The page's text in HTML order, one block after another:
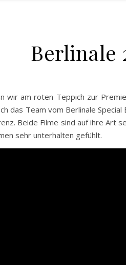
Berlinale
wir am roten Teppich zur
das Team vom Berlinale
Beide Filme sind auf ihre Art
sehr unterhalten gefühlt.